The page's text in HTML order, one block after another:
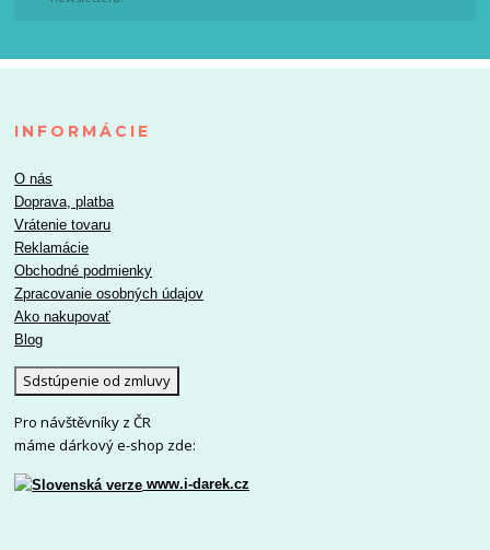
INFORMÁCIE
O nás
Doprava, platba
Vrátenie tovaru
Reklamácie
Obchodné podmienky
Zpracovanie osobných údajov
Ako nakupovať
Blog
Sdstúpenie od zmluvy
Pro návštěvníky z ČR
máme dárkový e-shop zde:
www.i-darek.cz